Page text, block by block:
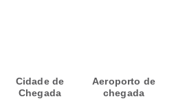
Cidade de
Chegada
Aeroporto de
chegada